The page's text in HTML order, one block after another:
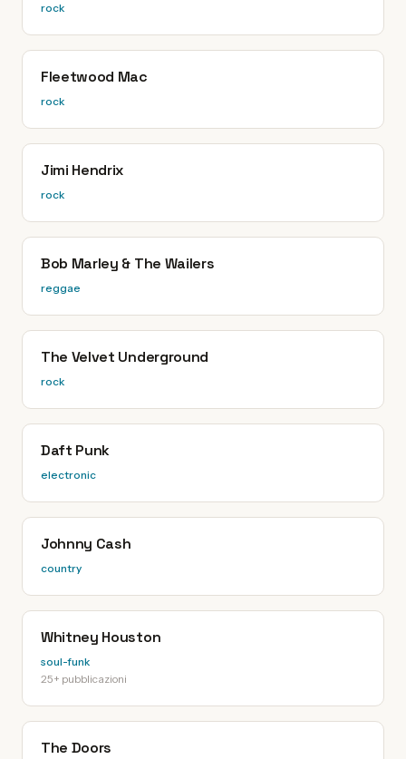
rock
Fleetwood Mac
rock
Jimi Hendrix
rock
Bob Marley & The Wailers
reggae
The Velvet Underground
rock
Daft Punk
electronic
Johnny Cash
country
Whitney Houston
soul-funk
25+ pubblicazioni
The Doors